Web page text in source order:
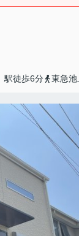
駅徒歩6分 東急